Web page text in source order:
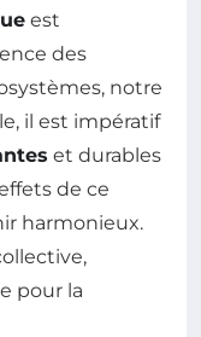
est
des
notre
il est impératif
et durables
de ce
harmonieux.
pour la